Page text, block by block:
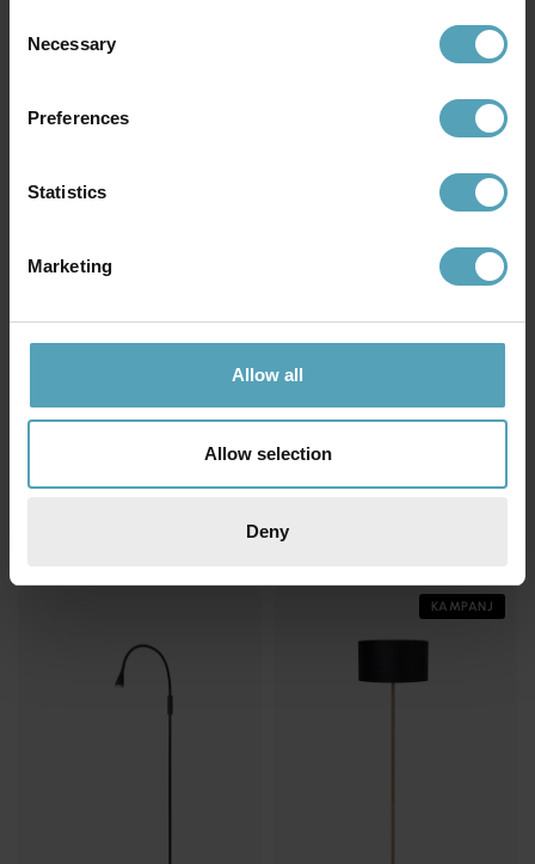
Selection
Necessary
Preferences
Statistics
Marketing
Allow all
Allow selection
Deny
Fold 160cm golvlampa
KAMPANJ
Anselmo golvlampa
Rek. 1 319 kr
KAMPANJ